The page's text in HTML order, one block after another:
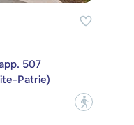
507
Patrie)
?